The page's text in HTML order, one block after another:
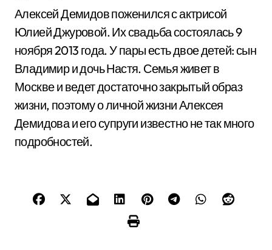
Алексей Демидов поженился с актрисой
Юлией Джуровой. Их свадьба состоялась 9
ноября 2013 года. У пары есть двое детей: сын
Владимир и дочь Настя. Семья живет в
Москве и ведет достаточно закрытый образ
жизни, поэтому о личной жизни Алексея
Демидова и его супруги известно не так много
подробностей.